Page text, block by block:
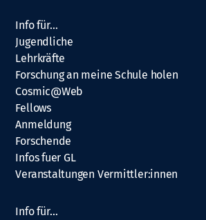
Info für…
Jugendliche
Lehrkräfte
Forschung an meine Schule holen
Cosmic@Web
Fellows
Anmeldung
Forschende
Infos fuer GL
Veranstaltungen Vermittler:innen
Info für…